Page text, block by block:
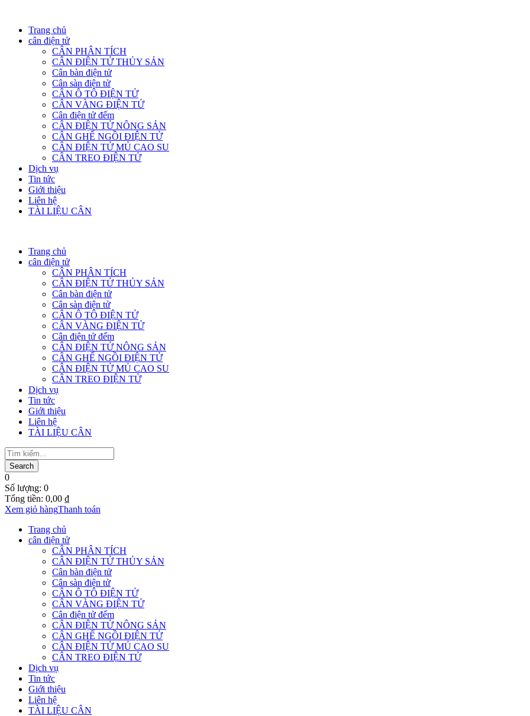
Trang chủ
cân điện tử
CÂN PHÂN TÍCH
CÂN ĐIỆN TỬ THỦY SẢN
Cân bàn điện tử
Cân sàn điện tử
CÂN Ô TÔ ĐIỆN TỬ
CÂN VÀNG ĐIỆN TỬ
Cân điện tử đếm
CÂN ĐIỆN TỬ NÔNG SẢN
CÂN GHẾ NGỒI ĐIỆN TỬ
CÂN ĐIỆN TỬ MỦ CAO SU
CÂN TREO ĐIỆN TỬ
Dịch vụ
Tin tức
Giới thiệu
Liên hệ
TÀI LIỆU CÂN
Trang chủ
cân điện tử
CÂN PHÂN TÍCH
CÂN ĐIỆN TỬ THỦY SẢN
Cân bàn điện tử
Cân sàn điện tử
CÂN Ô TÔ ĐIỆN TỬ
CÂN VÀNG ĐIỆN TỬ
Cân điện tử đếm
CÂN ĐIỆN TỬ NÔNG SẢN
CÂN GHẾ NGỒI ĐIỆN TỬ
CÂN ĐIỆN TỬ MỦ CAO SU
CÂN TREO ĐIỆN TỬ
Dịch vụ
Tin tức
Giới thiệu
Liên hệ
TÀI LIỆU CÂN
0
Số lượng: 0
Tổng tiền: 0,00 ₫
Xem giỏ hàngThanh toán
Trang chủ
cân điện tử
CÂN PHÂN TÍCH
CÂN ĐIỆN TỬ THỦY SẢN
Cân bàn điện tử
Cân sàn điện tử
CÂN Ô TÔ ĐIỆN TỬ
CÂN VÀNG ĐIỆN TỬ
Cân điện tử đếm
CÂN ĐIỆN TỬ NÔNG SẢN
CÂN GHẾ NGỒI ĐIỆN TỬ
CÂN ĐIỆN TỬ MỦ CAO SU
CÂN TREO ĐIỆN TỬ
Dịch vụ
Tin tức
Giới thiệu
Liên hệ
TÀI LIỆU CÂN